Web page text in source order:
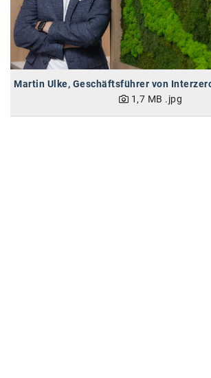
Mastercard
NEOH
Nespresso
OBI
1,7 MB .jpg